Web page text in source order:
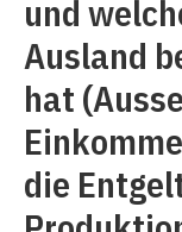
und
Ausland
hat
die